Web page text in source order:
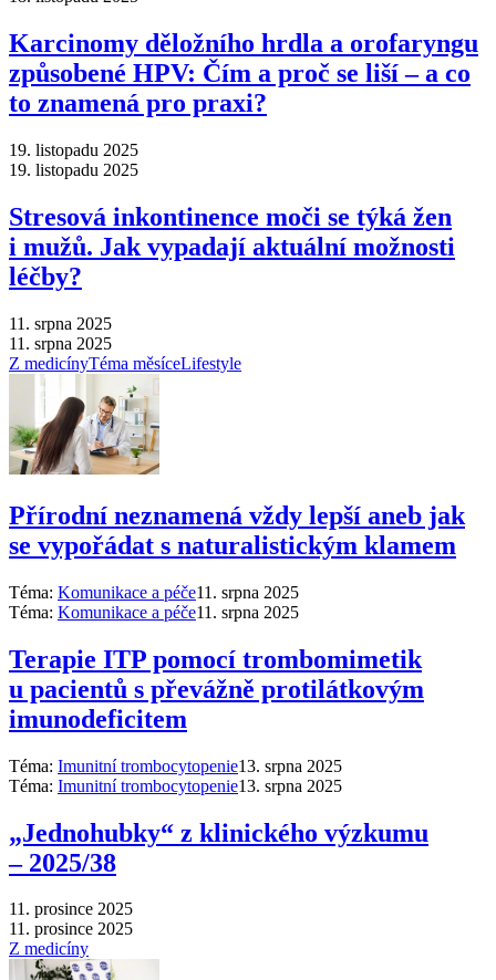
Karcinomy děložního hrdla a orofaryngu
způsobené HPV: Čím a proč se liší –⁠ a co
to znamená pro praxi?
19. listopadu 2025
19. listopadu 2025
Stresová inkontinence moči se týká žen
i mužů. Jak vypadají aktuální možnosti
léčby?
11. srpna 2025
11. srpna 2025
Z medicínyTéma měsíceLifestyle
Přírodní neznamená vždy lepší aneb jak
se vypořádat s naturalistickým klamem
Téma: Komunikace a péče11. srpna 2025
Téma: Komunikace a péče11. srpna 2025
Terapie ITP pomocí trombomimetik
u pacientů s převážně protilátkovým
imunodeficitem
Téma: Imunitní trombocytopenie13. srpna 2025
Téma: Imunitní trombocytopenie13. srpna 2025
„Jednohubky“ z klinického výzkumu
–⁠ 2025/38
11. prosince 2025
11. prosince 2025
Z medicíny